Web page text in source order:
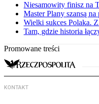
Niesamowity finisz na
Master Plany szansą
Wielki sukces Polaka.
Tam, gdzie historia
Promowane treści
KONTAKT